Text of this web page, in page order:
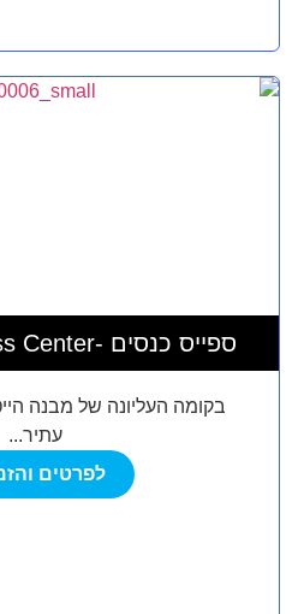
SPACE Business Center- ספייס כנסים
בקומה העליונה של מבנה
עתיר...
לפרטים